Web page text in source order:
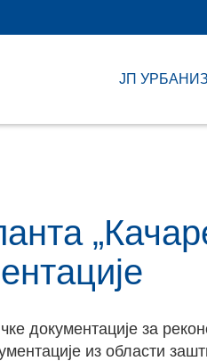
ЈП
документације за
из области